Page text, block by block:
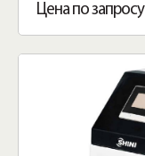
Цена по запросу